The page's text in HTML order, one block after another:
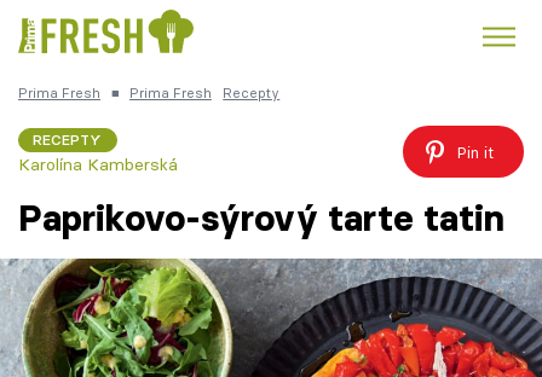
Česká kuchyně
Témata
Prima Fresh ■ Prima Fresh Recepty
RECEPTY
Karolína Kamberská
Pin it
Paprikovo-sýrový tarte tatin